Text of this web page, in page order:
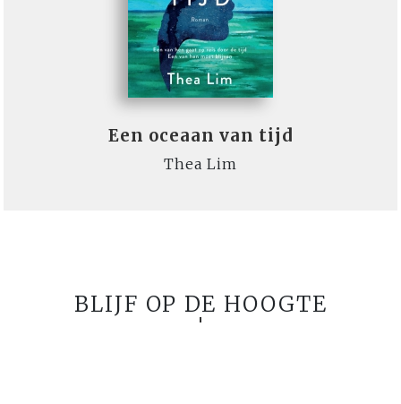
Een oceaan van tijd
Thea Lim
BLIJF OP DE HOOGTE